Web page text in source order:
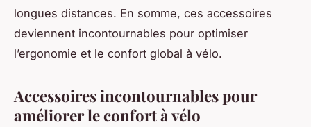
longues distances. En somme, ces accessoires
deviennent incontournables pour optimiser
l’ergonomie et le confort global à vélo.
Accessoires incontournables pour
améliorer le confort à vélo